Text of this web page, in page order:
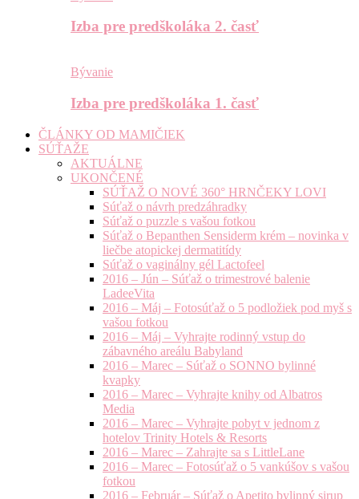
Izba pre predškoláka 2. časť
Bývanie
Izba pre predškoláka 1. časť
ČLÁNKY OD MAMIČIEK
SÚŤAŽE
AKTUÁLNE
UKONČENÉ
SÚŤAŽ O NOVÉ 360° HRNČEKY LOVI
Súťaž o návrh predzáhradky
Súťaž o puzzle s vašou fotkou
Súťaž o Bepanthen Sensiderm krém – novinka v
liečbe atopickej dermatitídy
Súťaž o vaginálny gél Lactofeel
2016 – Jún – Súťaž o trimestrové balenie
LadeeVita
2016 – Máj – Fotosúťaž o 5 podložiek pod myš s
vašou fotkou
2016 – Máj – Vyhrajte rodinný vstup do
zábavného areálu Babyland
2016 – Marec – Súťaž o SONNO bylinné
kvapky
2016 – Marec – Vyhrajte knihy od Albatros
Media
2016 – Marec – Vyhrajte pobyt v jednom z
hotelov Trinity Hotels & Resorts
2016 – Marec – Zahrajte sa s LittleLane
2016 – Marec – Fotosúťaž o 5 vankúšov s vašou
fotkou
2016 – Február – Súťaž o Apetito bylinný sirup